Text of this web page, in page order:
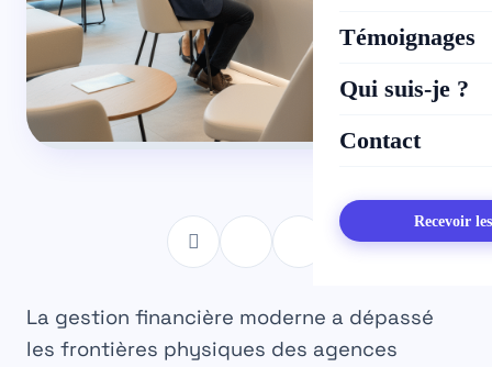
Témoignages
Qui suis-je ?
Contact
Recevoir
La gestion financière moderne a dépassé
les frontières physiques des agences